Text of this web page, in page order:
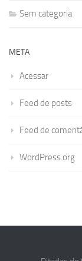
Sem categoria
META
Acessar
Feed de posts
Feed de
WordPress.org